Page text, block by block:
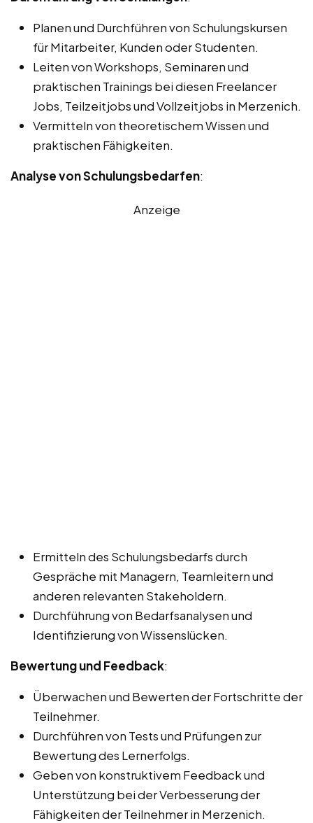
Planen und Durchführen von Schulungskursen
für Mitarbeiter, Kunden oder Studenten.
Leiten von Workshops, Seminaren und
praktischen Trainings bei diesen Freelancer
Jobs, Teilzeitjobs und Vollzeitjobs in Merzenich.
Vermitteln von theoretischem Wissen und
praktischen Fähigkeiten.
Analyse von Schulungsbedarfen:
Anzeige
Ermitteln des Schulungsbedarfs durch
Gespräche mit Managern, Teamleitern und
anderen relevanten Stakeholdern.
Durchführung von Bedarfsanalysen und
Identifizierung von Wissenslücken.
Bewertung und Feedback:
Überwachen und Bewerten der Fortschritte der
Teilnehmer.
Durchführen von Tests und Prüfungen zur
Bewertung des Lernerfolgs.
Geben von konstruktivem Feedback und
Unterstützung bei der Verbesserung der
Fähigkeiten der Teilnehmer in Merzenich.